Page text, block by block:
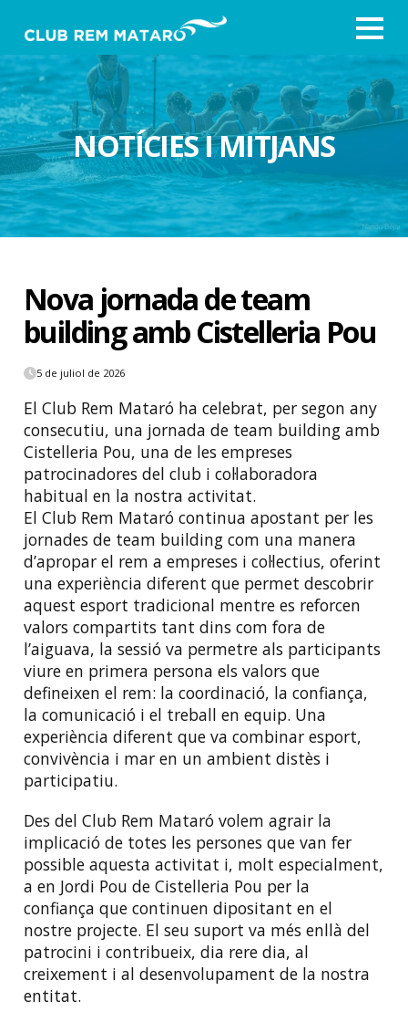
NOTÍCIES I MITJANS
Nova jornada de team
building amb Cistelleria Pou
5 de juliol de 2026
El Club Rem Mataró ha celebrat, per segon any
consecutiu, una jornada de team building amb
Cistelleria Pou, una de les empreses
patrocinadores del club i col·laboradora
habitual en la nostra activitat.
El Club Rem Mataró continua apostant per les
jornades de team building com una manera
d’apropar el rem a empreses i col·lectius, oferint
una experiència diferent que permet descobrir
aquest esport tradicional mentre es reforcen
valors compartits tant dins com fora de
l’aiguava, la sessió va permetre als participants
viure en primera persona els valors que
defineixen el rem: la coordinació, la confiança,
la comunicació i el treball en equip. Una
experiència diferent que va combinar esport,
convivència i mar en un ambient distès i
participatiu.
Des del Club Rem Mataró volem agrair la
implicació de totes les persones que van fer
possible aquesta activitat i, molt especialment,
a en Jordi Pou de Cistelleria Pou per la
confiança que continuen dipositant en el
nostre projecte. El seu suport va més enllà del
patrocini i contribueix, dia rere dia, al
creixement i al desenvolupament de la nostra
entitat.